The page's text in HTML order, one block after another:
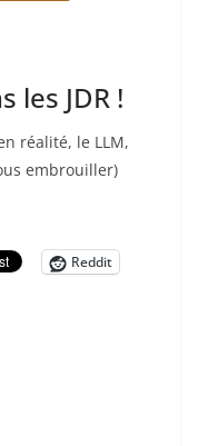
les JDR !
réalité, le LLM,
embrouiller)
Reddit